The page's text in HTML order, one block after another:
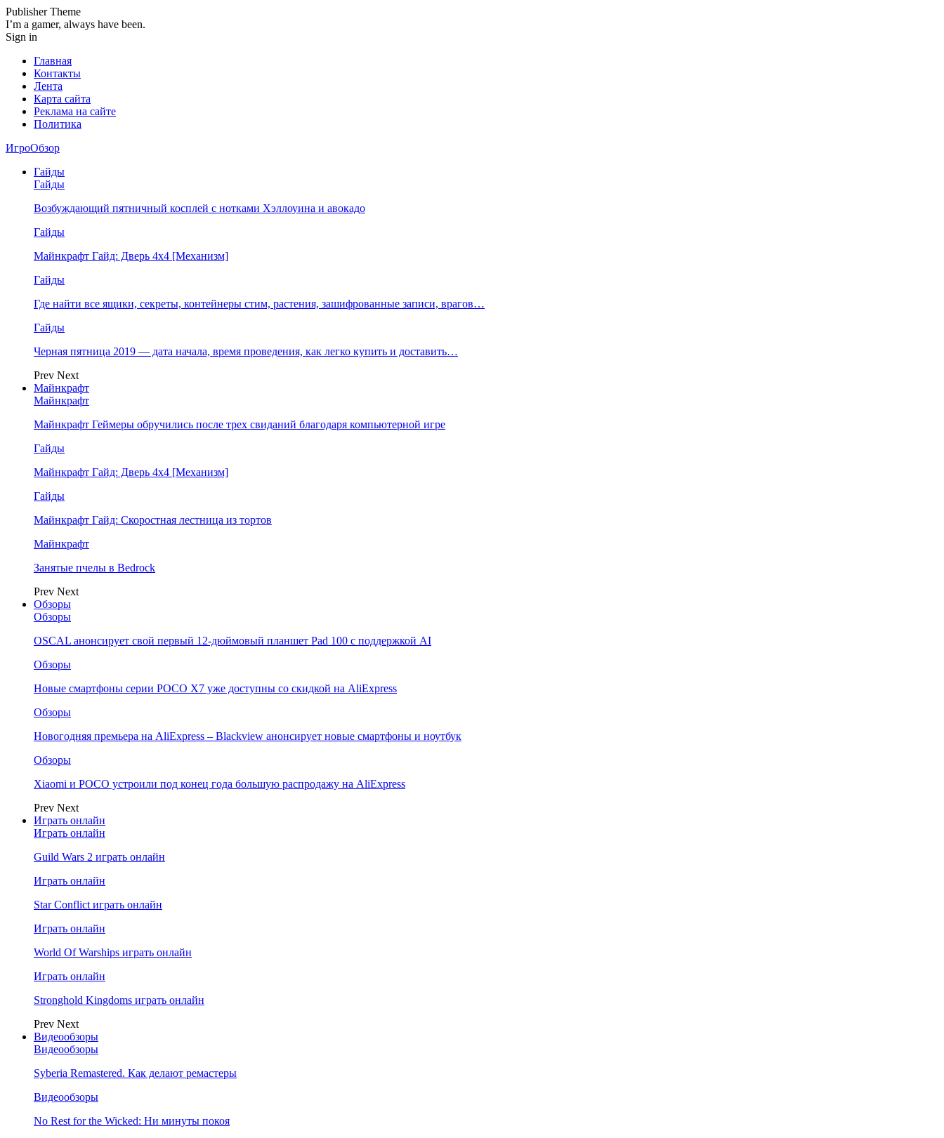
Publisher Theme
I’m a gamer, always have been.
Sign in
Главная
Контакты
Лента
Карта сайта
Реклама на сайте
Политика
ИгроОбзор
Гайды
Гайды
Возбуждающий пятничный косплей с нотками Хэллоуина и авокадо
Гайды
Майнкрафт Гайд: Дверь 4х4 [Механизм]
Гайды
Где найти все ящики, секреты, контейнеры стим, растения, зашифрованные записи, врагов…
Гайды
Черная пятница 2019 — дата начала, время проведения, как легко купить и доставить…
Prev Next
Майнкрафт
Майнкрафт
Майнкрафт Геймеры обручились после трех свиданий благодаря компьютерной игре
Гайды
Майнкрафт Гайд: Дверь 4х4 [Механизм]
Гайды
Майнкрафт Гайд: Скоростная лестница из тортов
Майнкрафт
Занятые пчелы в Bedrock
Prev Next
Обзоры
Обзоры
OSCAL анонсирует свой первый 12-дюймовый планшет Pad 100 с поддержкой AI
Обзоры
Новые смартфоны серии POCO X7 уже доступны со скидкой на AliExpress
Обзоры
Новогодняя премьера на AliExpress – Blackview анонсирует новые смартфоны и ноутбук
Обзоры
Xiaomi и POCO устроили под конец года большую распродажу на AliExpress
Prev Next
Играть онлайн
Играть онлайн
Guild Wars 2 играть онлайн
Играть онлайн
Star Conflict играть онлайн
Играть онлайн
World Of Warships играть онлайн
Играть онлайн
Stronghold Kingdoms играть онлайн
Prev Next
Видеообзоры
Видеообзоры
Syberia Remastered. Как делают ремастеры
Видеообзоры
No Rest for the Wicked: Ни минуты покоя